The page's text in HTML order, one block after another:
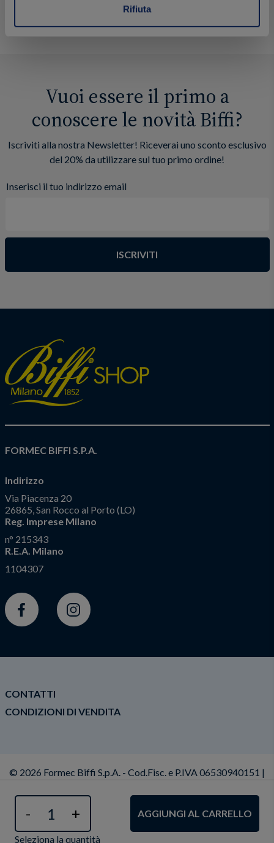
Rifiuta
- +
Seleziona la quantità
AGGIUNGI AL CARRELLO
Vuoi essere il primo a
conoscere le novità Biffi?
Iscriviti alla nostra Newsletter! Riceverai uno sconto esclusivo
del 20% da utilizzare sul tuo primo ordine!
Inserisci il tuo indirizzo email
ISCRIVITI
FORMEC BIFFI S.P.A.
Indirizzo
Via Piacenza 20
26865, San Rocco al Porto (LO)
Reg. Imprese Milano
n° 215343
R.E.A. Milano
1104307
Facebook Instagram
CONTATTI
CONDIZIONI DI VENDITA
© 2026 Formec Biffi S.p.A. - Cod.Fisc. e P.IVA 06530940151 |
Vendita|Dichiarazione di Accessibilità|Modifica il